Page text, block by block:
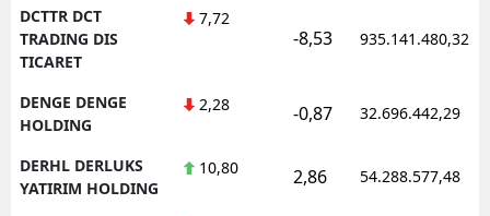
DCTTR DCT
TRADING DIS
TICARET
7,72
-8,53 935.141.480,32
DENGE DENGE
HOLDING
2,28 -0,87 32.696.442,29
DERHL DERLUKS
YATIRIM HOLDING
10,80 2,86 54.288.577,48